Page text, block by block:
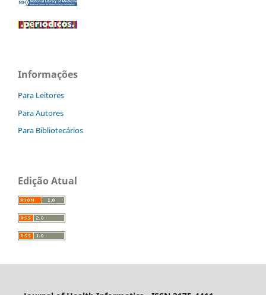
Informações
Para Leitores
Para Autores
Para Bibliotecários
Edição Atual